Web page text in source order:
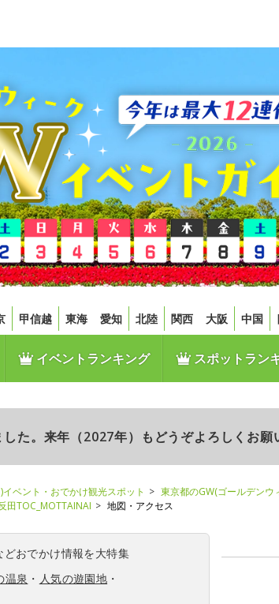
甲信越 東海 愛知 北陸 関西 大阪 中国
イベントランキング スポットラン
た。来年（2027年）もどうぞよろしくお願
ベント・おでかけ観光スポット
東京都のGW(ゴールデンウ
田TOC_MOTTAINAI 地図・アクセス
どおでかけ情報を大特集
温泉 ・ 人気の遊園地 ・